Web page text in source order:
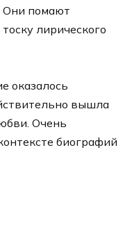
Они помают
лирического
оказалось
вышла
Очень
биографий